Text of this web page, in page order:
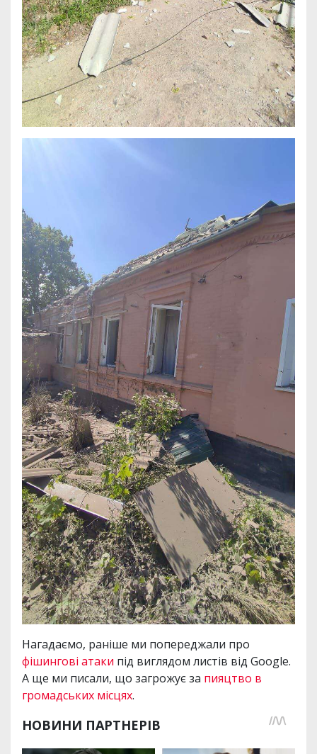
Нагадаємо, раніше ми попереджали про
фішингові атаки під виглядом листів від Google.
А ще ми писали, що загрожує за пияцтво в
громадських місцях.